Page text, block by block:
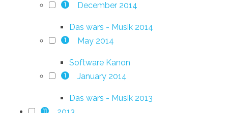
1 December 2014
Das wars - Musik 2014
1 May 2014
Software Kanon
1 January 2014
Das wars - Musik 2013
11